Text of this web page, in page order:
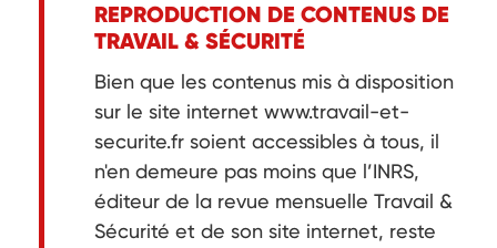
REPRODUCTION DE CONTENUS DE
TRAVAIL & SÉCURITÉ
Bien que les contenus mis à disposition
sur le site internet www.travail-et-
securite.fr soient accessibles à tous, il
n'en demeure pas moins que l’INRS,
éditeur de la revue mensuelle Travail &
Sécurité et de son site internet, reste